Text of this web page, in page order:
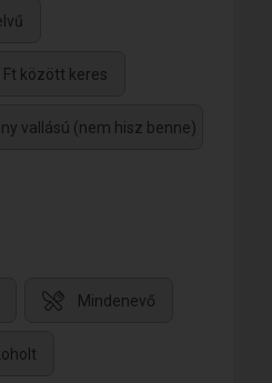
között keres
vallású (nem hisz benne)
Mindenevő